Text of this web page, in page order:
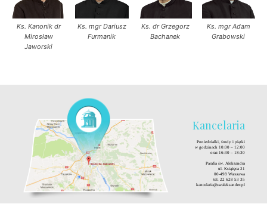
Ks. Kanonik dr
Mirosław
Jaworski
Ks. mgr Dariusz
Furmanik
Ks. dr Grzegorz
Bachanek
Ks. mgr Adam
Grabowski
Kancelaria
Poniedziałki, środy i piątki
w godzinach 10:00 – 12:00
oraz 16:30 – 18:30
Parafia św. Aleksandra
ul. Książęca 21
00-498 Warszawa
tel. 22 628 53 35
kancelaria@swaleksander.pl